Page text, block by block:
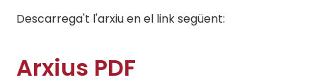
Descarrega't l'arxiu en el link següent:
Arxius PDF